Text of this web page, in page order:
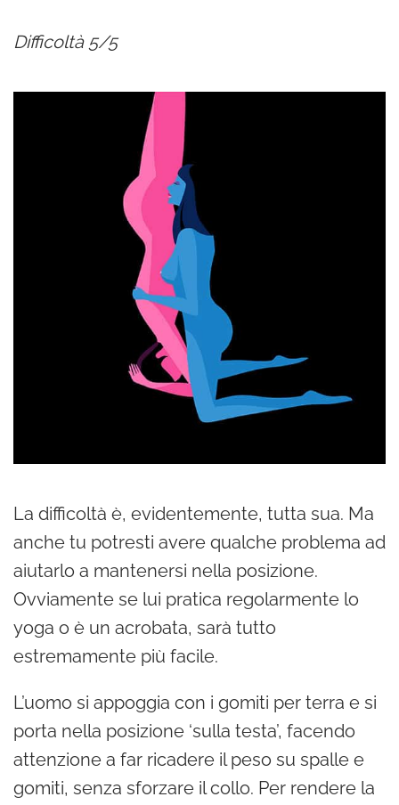
Difficoltà 5/5
La difficoltà è, evidentemente, tutta sua. Ma
anche tu potresti avere qualche problema ad
aiutarlo a mantenersi nella posizione.
Ovviamente se lui pratica regolarmente lo
yoga o è un acrobata, sarà tutto
estremamente più facile.
L’uomo si appoggia con i gomiti per terra e si
porta nella posizione ‘sulla testa’, facendo
attenzione a far ricadere il peso su spalle e
gomiti, senza sforzare il collo. Per rendere la